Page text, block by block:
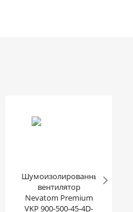
Шумоизолированный
вентилятор
Nevatom Premium
VKP 900-500-45-4D-